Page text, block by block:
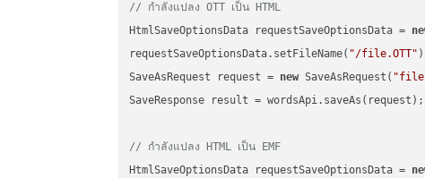
// กำลังแปลง OTT เป็น HTML
HtmlSaveOptionsData requestSaveOptionsData =
requestSaveOptionsData.setFileName( "/file.OTT"
SaveAsRequest request = new SaveAsRequest(
SaveResponse result = wordsApi.saveAs(request);
// กำลังแปลง HTML เป็น EMF
HtmlSaveOptionsData requestSaveOptionsData =